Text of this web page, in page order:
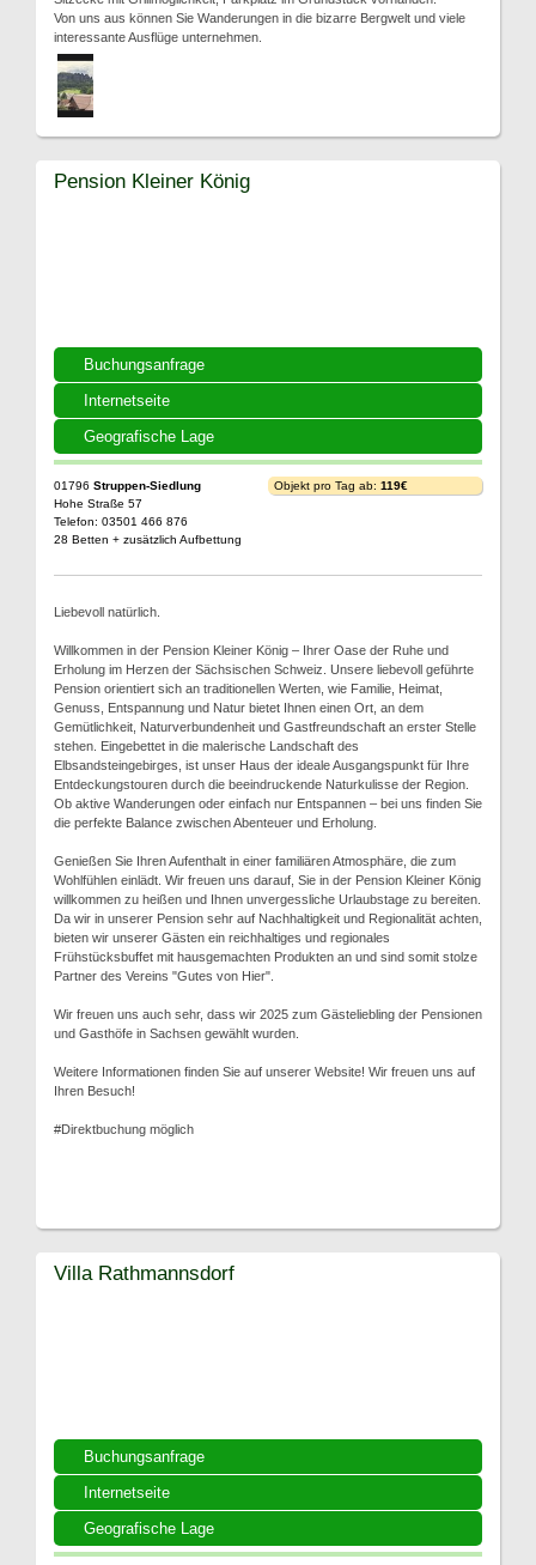
Von uns aus können Sie Wanderungen in die bizarre Bergwelt und viele
interessante Ausflüge unternehmen.
Buchungsanfrage
Internetseite
Geografische Lage
Pension Kleiner König
01796 Struppen-Siedlung
Hohe Straße 57
Telefon: 03501 466 876
28 Betten + zusätzlich Aufbettung
Objekt pro Tag ab: 119€
Liebevoll natürlich.
Willkommen in der Pension Kleiner König – Ihrer Oase der Ruhe und
Erholung im Herzen der Sächsischen Schweiz. Unsere liebevoll geführte
Pension orientiert sich an traditionellen Werten, wie Familie, Heimat,
Genuss, Entspannung und Natur bietet Ihnen einen Ort, an dem
Gemütlichkeit, Naturverbundenheit und Gastfreundschaft an erster Stelle
stehen. Eingebettet in die malerische Landschaft des
Elbsandsteingebirges, ist unser Haus der ideale Ausgangspunkt für Ihre
Entdeckungstouren durch die beeindruckende Naturkulisse der Region.
Ob aktive Wanderungen oder einfach nur Entspannen – bei uns finden Sie
die perfekte Balance zwischen Abenteuer und Erholung.
Genießen Sie Ihren Aufenthalt in einer familiären Atmosphäre, die zum
Wohlfühlen einlädt. Wir freuen uns darauf, Sie in der Pension Kleiner König
willkommen zu heißen und Ihnen unvergessliche Urlaubstage zu bereiten.
Da wir in unserer Pension sehr auf Nachhaltigkeit und Regionalität achten,
bieten wir unserer Gästen ein reichhaltiges und regionales
Frühstücksbuffet mit hausgemachten Produkten an und sind somit stolze
Partner des Vereins "Gutes von Hier".
Wir freuen uns auch sehr, dass wir 2025 zum Gästeliebling der Pensionen
und Gasthöfe in Sachsen gewählt wurden.
Weitere Informationen finden Sie auf unserer Website! Wir freuen uns auf
Ihren Besuch!
#Direktbuchung möglich
Buchungsanfrage
Internetseite
Geografische Lage
Villa Rathmannsdorf